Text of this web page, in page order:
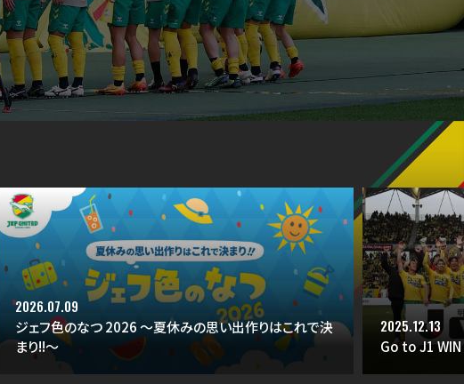
2026.07.09
ジェフ色のなつ 2026 ～夏休みの思い出作りはこれで決
まり!!～
2025.12.13
Go to J1